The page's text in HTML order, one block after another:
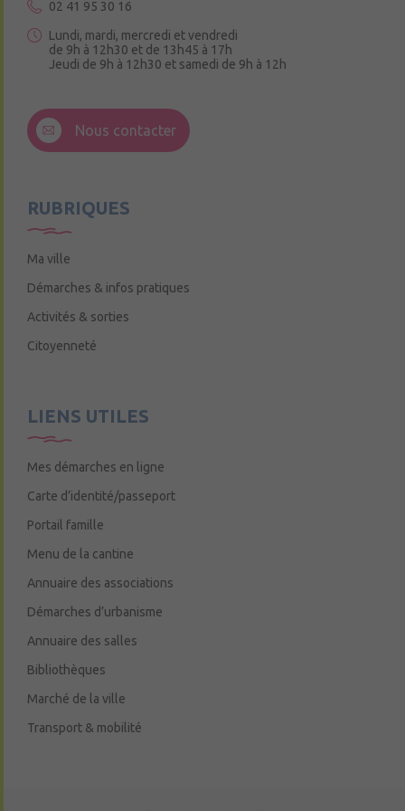
02 41 95 30 16
Lundi, mardi, mercredi et vendredi
de 9h à 12h30 et de 13h45 à 17h
Jeudi de 9h à 12h30 et samedi de 9h à 12h
49220 Andigné
Nous contacter
RUBRIQUES
Ma ville
Démarches & infos pratiques
Activités & sorties
Citoyenneté
LIENS UTILES
Mes démarches en ligne
Carte d’identité/passeport
Portail famille
Menu de la cantine
Annuaire des associations
Démarches d’urbanisme
Annuaire des salles
Bibliothèques
Marché de la ville
Transport & mobilité